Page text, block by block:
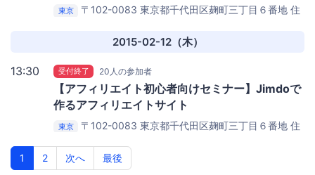
東京
〒102-0083 東京都千代田区麹町三丁目６番地 住
ションズ 6Fセミナールーム
2015-02-12（木）
13:30 受付終了 20人の参加者
【アフィリエイト初心者向けセミナー】Jimdoで
作るアフィリエイトサイト
東京
〒102-0083 東京都千代田区麹町三丁目６番地 住
ションズ 6Fセミナールーム
1 2 次へ 最後